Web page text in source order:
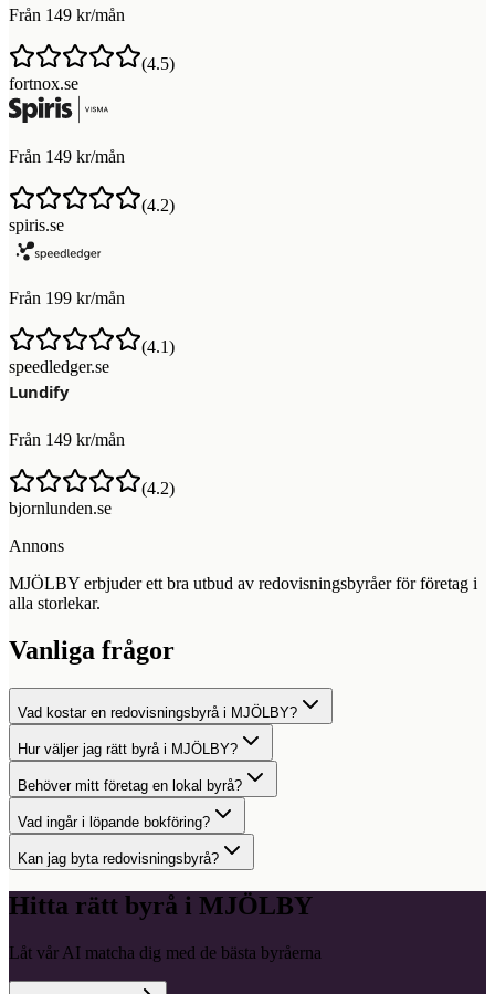
Från 149 kr/mån
(4.5)
fortnox.se
Från 149 kr/mån
(4.2)
spiris.se
Från 199 kr/mån
(4.1)
speedledger.se
Från 149 kr/mån
(4.2)
bjornlunden.se
Annons
MJÖLBY erbjuder ett bra utbud av redovisningsbyråer för företag i
alla storlekar.
Vanliga frågor
Vad kostar en redovisningsbyrå i MJÖLBY?
Hur väljer jag rätt byrå i MJÖLBY?
Behöver mitt företag en lokal byrå?
Vad ingår i löpande bokföring?
Kan jag byta redovisningsbyrå?
Hitta rätt byrå i MJÖLBY
Låt vår AI matcha dig med de bästa byråerna